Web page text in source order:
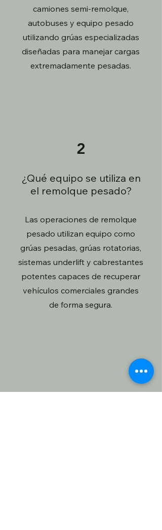
camiones semi-remolque,
autobuses y equipo pesado
utilizando grúas especializadas
diseñadas para manejar cargas
extremadamente pesadas.
2
¿Qué equipo se utiliza en
el remolque pesado?
Las operaciones de remolque
pesado utilizan equipo como
grúas pesadas, grúas rotatorias,
sistemas underlift y cabrestantes
potentes capaces de recuperar
vehículos comerciales grandes
de forma segura.